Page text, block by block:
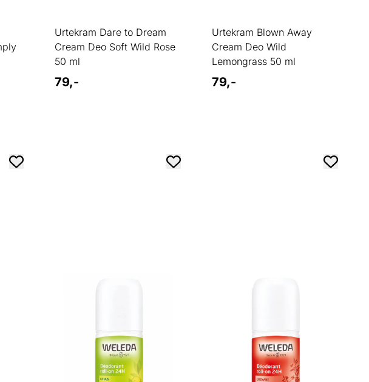
Urtekram Dare to Dream
Cream Deo Soft Wild Rose
50 ml
79,-
Urtekram Blown Away
Cream Deo Wild
Lemongrass 50 ml
79,-